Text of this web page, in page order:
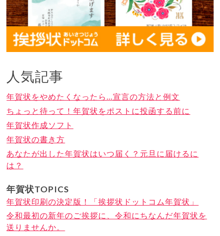
人気記事
年賀状をやめたくなったら…宣言の方法と例文
ちょっと待って！年賀状をポストに投函する前に
年賀状作成ソフト
年賀状の書き方
あなたが出した年賀状はいつ届く？元旦に届けるに
は？
年賀状TOPICS
年賀状印刷の決定版！「挨拶状ドットコム年賀状」
令和最初の新年のご挨拶に、令和にちなんだ年賀状を
送りませんか。